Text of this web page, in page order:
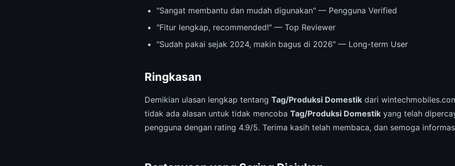
"Sangat membantu dan mudah digunakan" — Pengguna Verified
"Fitur lengkap, recommended!" — Top Reviewer
"Sudah pakai sejak 2024, makin bagus di 2026" — Long-term User
Ringkasan
Demikian ulasan lengkap tentang Tag/Produksi Domestik dari
tidak ada alasan untuk tidak mencoba Tag/Produksi Domestik yang telah
pengguna dengan rating 4.9/5. Terima kasih telah membaca, dan semoga